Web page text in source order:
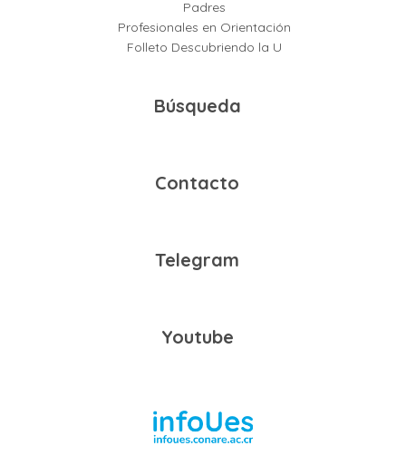
Padres
Profesionales en Orientación
Folleto Descubriendo la U
Búsqueda
Contacto
Telegram
Youtube